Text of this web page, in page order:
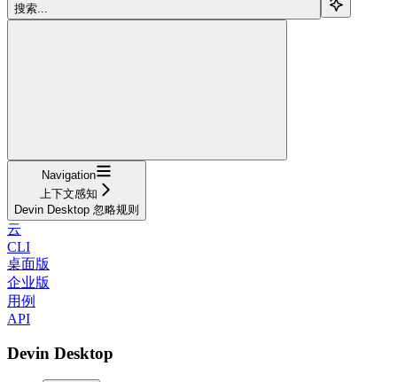
搜索...
Navigation
上下文感知
Devin Desktop 忽略规则
云
CLI
桌面版
企业版
用例
API
Devin Desktop